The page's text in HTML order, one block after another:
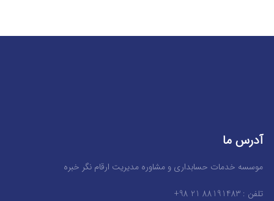
آدرس ما
موسسه خدمات حسابداری و مشاوره مدیریت ارقام نگر خبره
تلفن : 88191483 21 98+